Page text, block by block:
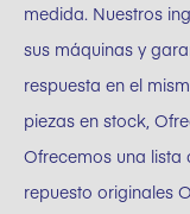
medida. Nuestros
sus máquinas y
respuesta en el
piezas en stock,
Ofrecemos una lista
repuesto originales